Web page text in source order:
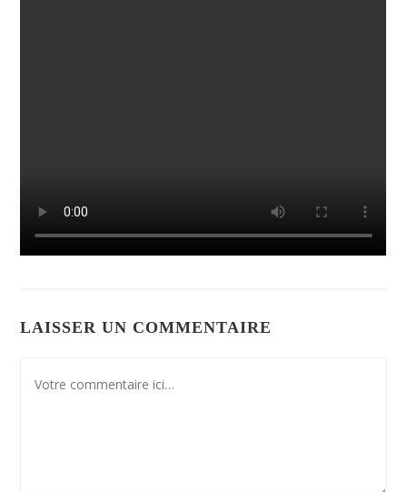
LAISSER UN COMMENTAIRE